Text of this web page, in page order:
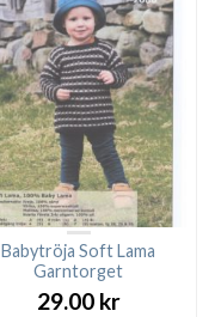
Babytröja Soft Lama
Garntorget
29.00 kr